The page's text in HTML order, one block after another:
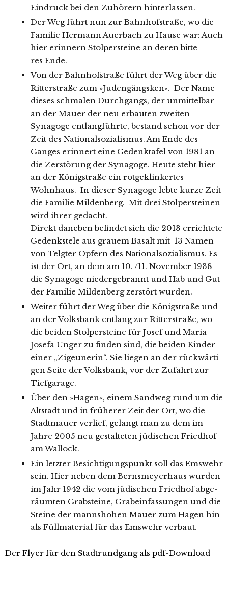
Eindruck bei den Zuhörern hinterlassen.
Der Weg führt nun zur Bahnhofstraße, wo die
Familie Hermann Auerbach zu Hause war: Auch
hier erin­nern Stolpersteine an deren bit­te­
res Ende.
Von der Bahnhofstraße führt der Weg über die
Ritterstraße zum »Judengängsken«. Der Name
die­ses schma­len Durchgangs, der unmit­tel­bar
an der Mauer der neu erbau­ten zwei­ten
Synagoge ent­lang­führ­te, bestand schon vor der
Zeit des Nationalsozialismus. Am Ende des
Ganges erin­nert eine Gedenktafel von 1981 an
die Zerstörung der Synagoge. Heute steht hier
an der Königstraße ein rot­ge­klin­ker­tes
Wohnhaus. In die­ser Synagoge leb­te kur­ze Zeit
die Familie Mildenberg. Mit drei Stolpersteinen
wird ihrer gedacht.
Direkt dane­ben befin­det sich die 2013 errich­te­te
Gedenkstele aus grau­em Basalt mit 13 Namen
von Telgter Opfern des Nationalsozialismus. Es
ist der Ort, an dem am 10. /11. November 1938
die Synagoge nie­der­ge­brannt und Hab und Gut
der Familie Mildenberg zer­stört wurden.
Weiter führt der Weg über die Königstraße und
an der Volksbank ent­lang zur Ritterstraße, wo
die bei­den Stolpersteine für Josef und Maria
Josefa Unger zu fin­den sind, die bei­den Kinder
einer „Zigeunerin“. Sie lie­gen an der rück­wär­ti­
gen Seite der Volksbank, vor der Zufahrt zur
Tiefgarage.
Über den »Hagen«, einem Sandweg rund um die
Altstadt und in frü­he­rer Zeit der Ort, wo die
Stadtmauer ver­lief, gelangt man zu dem im
Jahre 2005 neu gestal­te­ten jüdi­schen Friedhof
am Wallock.
Ein letz­ter Besichtigungspunkt soll das Emswehr
sein. Hier neben dem Bernsmeyerhaus wur­den
im Jahr 1942 die vom jüdi­schen Friedhof abge­
räum­ten Grabsteine, Grabeinfassungen und die
Steine der manns­ho­hen Mauer zum Hagen hin
als Füllmaterial für das Emswehr verbaut.
Der Flyer für den Stadtrundgang als pdf-Download